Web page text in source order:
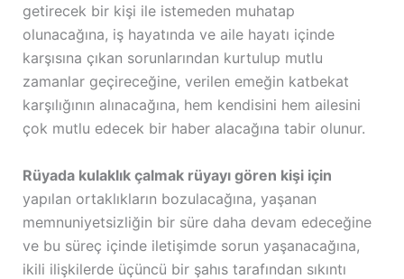
getirecek bir kişi ile istemeden muhatap
olunacağına, iş hayatında ve aile hayatı içinde
karşısına çıkan sorunlarından kurtulup mutlu
zamanlar geçireceğine, verilen emeğin katbekat
karşılığının alınacağına, hem kendisini hem ailesini
çok mutlu edecek bir haber alacağına tabir olunur.
Rüyada kulaklık çalmak rüyayı gören kişi için
yapılan ortaklıkların bozulacağına, yaşanan
memnuniyetsizliğin bir süre daha devam edeceğine
ve bu süreç içinde iletişimde sorun yaşanacağına,
ikili ilişkilerde üçüncü bir şahıs tarafından sıkıntı